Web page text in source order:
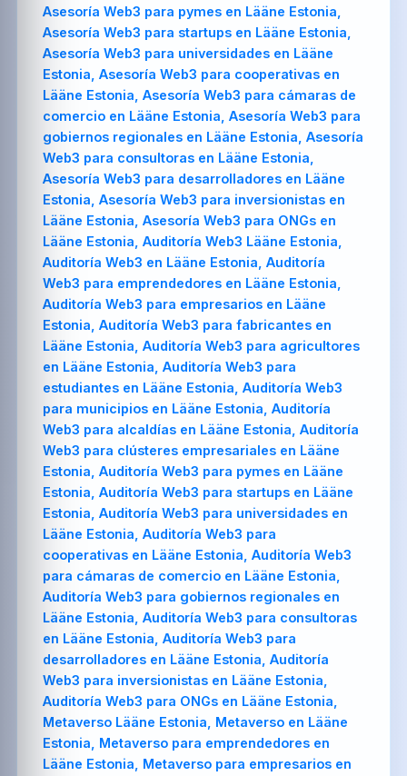
Asesoría Web3 para pymes en Lääne Estonia,
Asesoría Web3 para startups en Lääne Estonia,
Asesoría Web3 para universidades en Lääne
Estonia, Asesoría Web3 para cooperativas en
Lääne Estonia, Asesoría Web3 para cámaras de
comercio en Lääne Estonia, Asesoría Web3 para
gobiernos regionales en Lääne Estonia, Asesoría
Web3 para consultoras en Lääne Estonia,
Asesoría Web3 para desarrolladores en Lääne
Estonia, Asesoría Web3 para inversionistas en
Lääne Estonia, Asesoría Web3 para ONGs en
Lääne Estonia, Auditoría Web3 Lääne Estonia,
Auditoría Web3 en Lääne Estonia, Auditoría
Web3 para emprendedores en Lääne Estonia,
Auditoría Web3 para empresarios en Lääne
Estonia, Auditoría Web3 para fabricantes en
Lääne Estonia, Auditoría Web3 para agricultores
en Lääne Estonia, Auditoría Web3 para
estudiantes en Lääne Estonia, Auditoría Web3
para municipios en Lääne Estonia, Auditoría
Web3 para alcaldías en Lääne Estonia, Auditoría
Web3 para clústeres empresariales en Lääne
Estonia, Auditoría Web3 para pymes en Lääne
Estonia, Auditoría Web3 para startups en Lääne
Estonia, Auditoría Web3 para universidades en
Lääne Estonia, Auditoría Web3 para
cooperativas en Lääne Estonia, Auditoría Web3
para cámaras de comercio en Lääne Estonia,
Auditoría Web3 para gobiernos regionales en
Lääne Estonia, Auditoría Web3 para consultoras
en Lääne Estonia, Auditoría Web3 para
desarrolladores en Lääne Estonia, Auditoría
Web3 para inversionistas en Lääne Estonia,
Auditoría Web3 para ONGs en Lääne Estonia,
Metaverso Lääne Estonia, Metaverso en Lääne
Estonia, Metaverso para emprendedores en
Lääne Estonia, Metaverso para empresarios en